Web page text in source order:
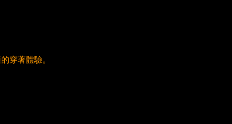
穿著體驗。